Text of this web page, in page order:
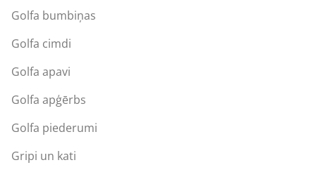
Golfa bumbiņas
Golfa cimdi
Golfa apavi
Golfa apģērbs
Golfa piederumi
Gripi un kati